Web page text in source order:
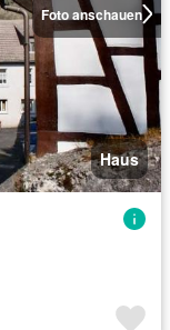
Foto anschauen
Haus